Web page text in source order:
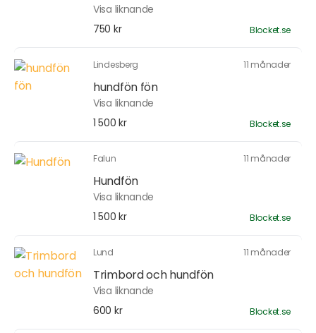
Visa liknande
750 kr
Blocket.se
Lindesberg 11 månader
hundfön fön
Visa liknande
1 500 kr
Blocket.se
Falun 11 månader
Hundfön
Visa liknande
1 500 kr
Blocket.se
Lund 11 månader
Trimbord och hundfön
Visa liknande
600 kr
Blocket.se